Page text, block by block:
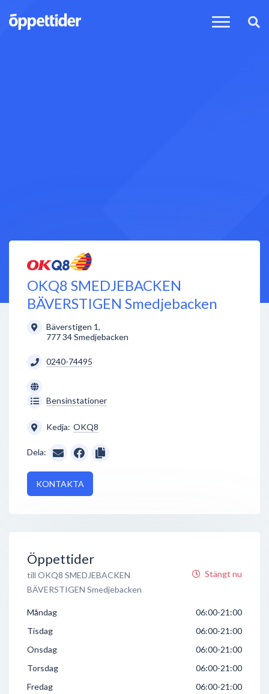
OKQ8 SMEDJEBACKEN
BÄVERSTIGEN Smedjebacken
Bäverstigen 1,
777 34Smedjebacken
0240-74495
Bensinstationer
Kedja: OKQ8
Dela:
KONTAKTA
Öppettider
till OKQ8 SMEDJEBACKEN
BÄVERSTIGEN Smedjebacken
Stängt nu
Måndag
06:00-21:00
Tisdag
06:00-21:00
Onsdag
06:00-21:00
Torsdag
06:00-21:00
Fredag
06:00-21:00